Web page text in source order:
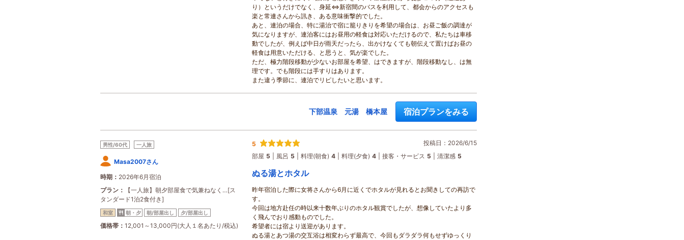
り）というだけでなく、身延⇔新宿間のバスを利用して、都会からのアクセスも
楽と常連さんから訊き、ある意味衝撃的でした。
あと、連泊の場合、特に湯治で宿に籠りきりを希望の場合は、お昼ご飯の調達が
気になりますが、連泊客にはお昼用の軽食は対応いただけるので、私たちは車移
動でしたが、例えば中日が雨天だったら、出かけなくても朝伝えて置けばお昼の
軽食は用意いただける、と思うと、気が楽でした。
ただ、極力階段移動が少ないお部屋を希望、はできますが、階段移動なし、は無
理です。でも階段には手すりはあります。
また違う季節に、連泊でリピしたいと思います。
下部温泉 元湯 橋本屋 宿泊プランをみる
男性/60代 一人旅
Masa2007さん
時期
2026年6月宿泊
プラン
【一人旅】朝夕部屋食で気兼ねなく…[ス
タンダード1泊2食付き]
和室 朝・夕 朝/部屋出し 夕/部屋出し
価格帯 12,001～13,000円(大人１名あたり/税込)
5
投稿日：2026/6/15
部屋 5 風呂 5 料理(朝食) 4 料理(夕食) 4 接客・サービス 5 清潔感 5
ぬる湯とホタル
昨年宿泊した際に女将さんから6月に近くでホタルが見れるとお聞きしての再訪で
す。
今回は地方赴任の時以来十数年ぶりのホタル観賞でしたが、想像していたより多
く飛んでおり感動ものでした。
希望者には宿より送迎があります。
ぬる湯とあつ湯の交互浴は相変わらず最高で、今回もダラダラ何もせずゆっくり